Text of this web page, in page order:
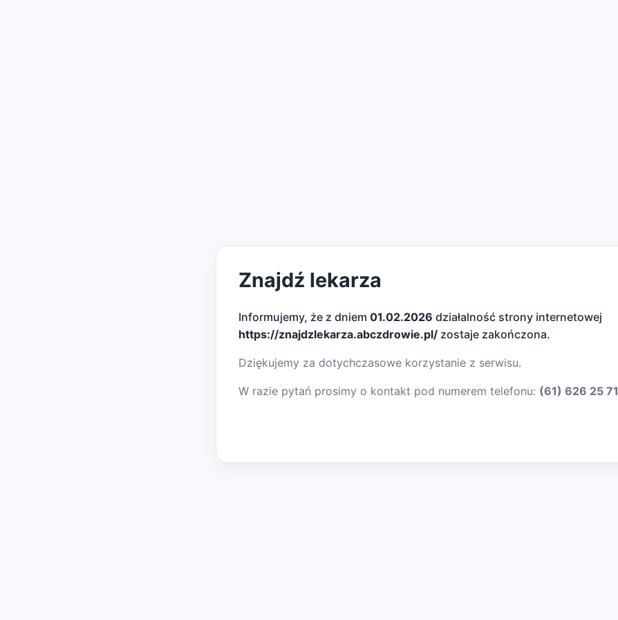
Znajdź lekarza
Informujemy, że z dniem 01.02.2026 działalność strony internetowej
https://znajdzlekarza.abczdrowie.pl/ zostaje zakończona.
Dziękujemy za dotychczasowe korzystanie z serwisu.
W razie pytań prosimy o kontakt pod numerem telefonu: (61) 626 25 71